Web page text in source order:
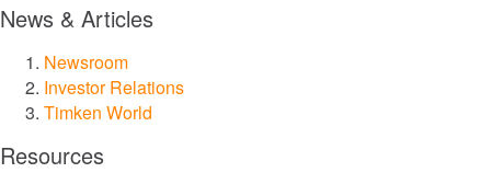
News & Articles
Newsroom
Investor Relations
Timken World
Resources